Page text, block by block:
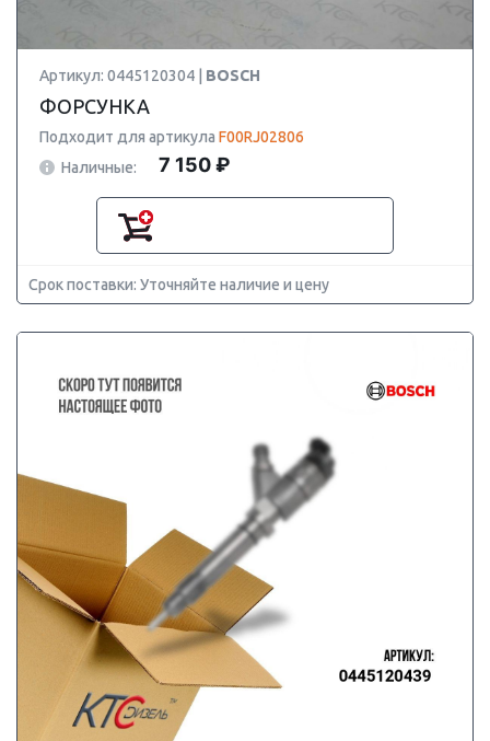
Артикул: 0445120304 | BOSCH
ФОРСУНКА
Подходит для артикула F00RJ02806
Наличные:
7 150 ₽
Срок поставки: Уточняйте наличие и цену